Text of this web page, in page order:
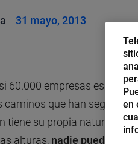
31 mayo, 2013
60.000 empresas
caminos que han seguido
tiene su propia
alturas, nadie puede
en